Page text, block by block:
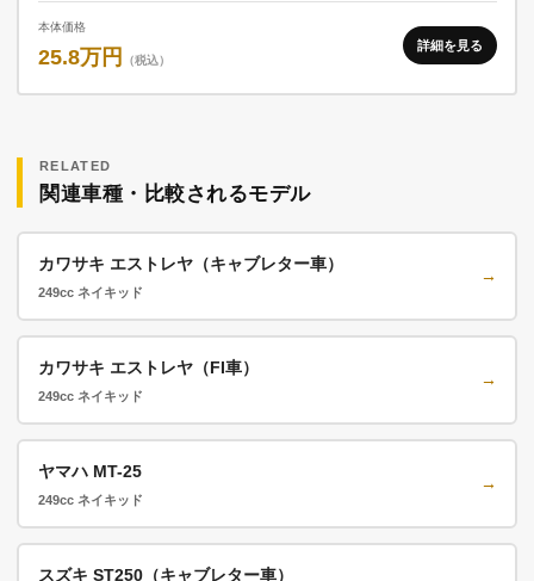
本体価格
25.8万円 （税込）
詳細を見る
RELATED
関連車種・比較されるモデル
カワサキ エストレヤ（キャブレター車）
249cc ネイキッド
→
カワサキ エストレヤ（FI車）
249cc ネイキッド
→
ヤマハ MT-25
249cc ネイキッド
→
スズキ ST250（キャブレター車）